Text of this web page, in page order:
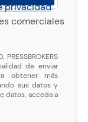
privacidad.
comerciales
de enviar
obtener más
sus datos y
datos, acceda a